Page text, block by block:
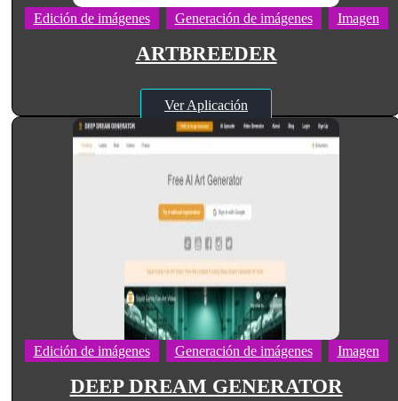
Edición de imágenes Generación de imágenes Imagen
ARTBREEDER
Ver Aplicación
Edición de imágenes Generación de imágenes Imagen
DEEP DREAM GENERATOR